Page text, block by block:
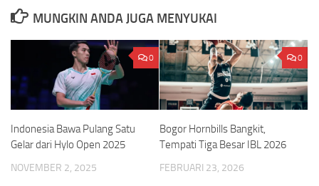
MUNGKIN ANDA JUGA MENYUKAI
0
Indonesia Bawa Pulang Satu
Gelar dari Hylo Open 2025
NOVEMBER 2, 2025
0
Bogor Hornbills Bangkit,
Tempati Tiga Besar IBL 2026
FEBRUARI 23, 2026